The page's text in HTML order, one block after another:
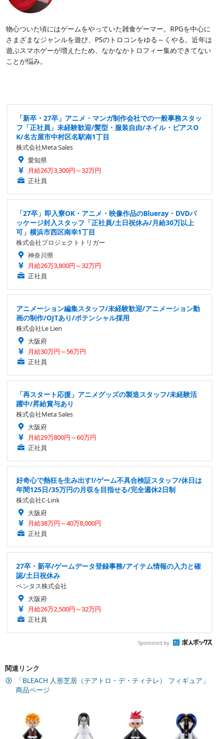
物心ついた頃にはゲームをやっていた雑食ゲーマー。RPGを中心に
さまざまなジャンルを遊び、PSのトロコンをゆる～くやる。近年は
遊ぶスマホゲーが増えたため、なかなかトロフィー集めできてない
ことが悩み。
「新卒・27卒」アニメ・マンガ制作会社での一般事務スタッ
フ「正社員」未経験歓迎/髪型・服装自由/ネイル・ピアスO
K/名古屋市中村区名駅南1丁目
株式会社Meta Sales
愛知県
月給26万3,300円～32万円
正社員
「27卒」即入寮OK・アニメ・映像作品のBlueray・DVDパ
ッケージ封入スタッフ「正社員/土日祝休み/月給30万以上
可」横浜市西区南幸1丁目
株式会社プロジェクトトリガー
神奈川県
月給26万3,800円～32万円
正社員
アニメーション編集スタッフ/未経験歓迎/アニメーション動
画の制作/OJTあり/ポテンシャル採用
株式会社Le Lien
大阪府
月給30万円～56万円
正社員
「再スタート応援」アニメグッズの製造スタッフ/未経験活
躍中/昇給賞与あり
株式会社Meta Sales
大阪府
月給29万800円～60万円
正社員
好奇心で熱狂を生み出す!/ゲーム不具合検証スタッフ/休日は
年間125日/35万円の月収を目指せる/完全週休2日制
株式会社C-Link
大阪府
月給38万円～40万8,000円
正社員
27卒・新卒/ゲームデータ登録事務/アイテム情報の入力と確
認/土日祝休み
ベンタス株式会社
大阪府
月給26万2,500円～32万円
正社員
Sponsored by
関連リンク
「BLEACH 人形芝居（テアトロ・デ・ティテレ） フィギュア」
商品ページ